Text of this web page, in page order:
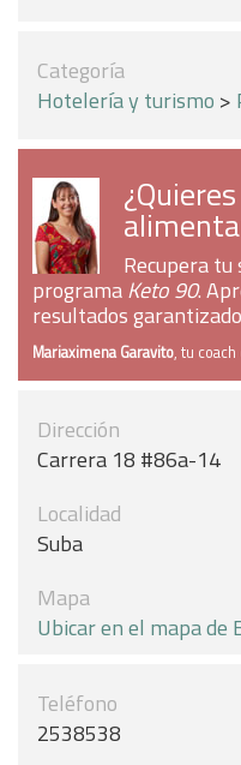
Categoría
Hotelería y turismo >
Recupera tu
programaKeto 90.
resultados
Mariaximena Garavito, tu
Dirección
Carrera 18 #86a-14
Localidad
Suba
Mapa
Ubicar en el mapa de
Teléfono
2538538